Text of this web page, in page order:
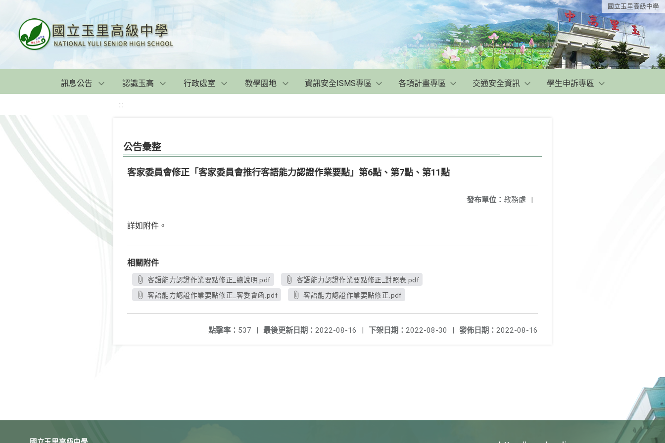
國立玉里高級中學
訊息公告 認識玉高 行政處室 教學園地 資訊安全ISMS專區 各項計畫專區 交通安全資訊 學生申訴專區
:::
公告彙整
客家委員會修正「客家委員會推行客語能力認證作業要點」第6點、第7點、第11點
發布單位： 教務處 |
詳如附件。
相關附件
客語能力認證作業要點修正_總說明.pdf
客語能力認證作業要點修正_對照表.pdf
客語能力認證作業要點修正_客委會函.pdf
客語能力認證作業要點修正.pdf
發佈日期： 2022-08-16
下架日期： 2022-08-30 |
最後更新日期： 2022-08-16 |
點擊率： 537 |